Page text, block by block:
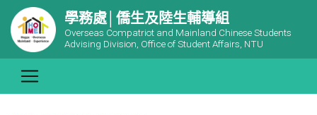
學務處│僑生及陸生輔導組
Overseas Compatriot and Mainland Chinese Students
Advising Division, Office of Student Affairs, NTU